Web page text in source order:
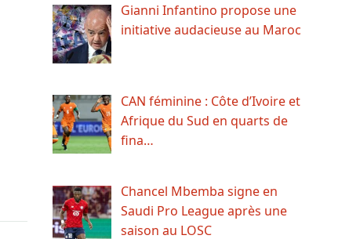
Gianni Infantino propose une
initiative audacieuse au Maroc
CAN féminine : Côte d’Ivoire et
Afrique du Sud en quarts de
fina…
Chancel Mbemba signe en
Saudi Pro League après une
saison au LOSC